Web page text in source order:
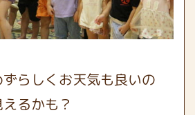
らしくお天気も良いの
るかも？